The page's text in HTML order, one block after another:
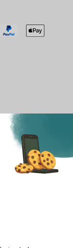
personnelles